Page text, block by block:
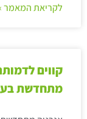
לקריאת המאמר
קווים
מתחדשת